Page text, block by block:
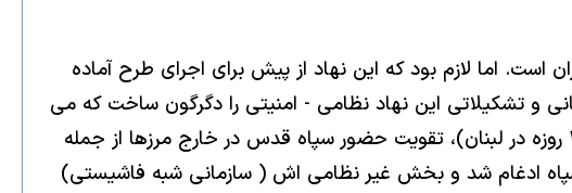
اما لازم بود كه اين نهاد از پيش براى اجراى طرح آماده
نظر سازمانى و تشكيلاتى اين نهاد نظامى - امنيتى را دگرگون ساخت كه مى
توان به استانى كردن سپاه، آماده كردن واحد هاى آن براى جنگ هاى نامتقارن ( با توجه به تجربه جنگ ٣٣ روزه در لبنان)، تقويت حضور سپاه قدس در خارج مرزها از جمله
ادغام شد و بخش غير نظامى اش ( سازمانى شبه فاشيستى)